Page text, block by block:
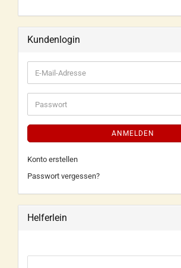
Kundenlogin
ANMELDEN
Konto erstellen
Passwort vergessen?
Helferlein